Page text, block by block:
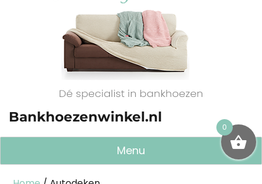
Bankhoezenwinkel.nl
Menu
0